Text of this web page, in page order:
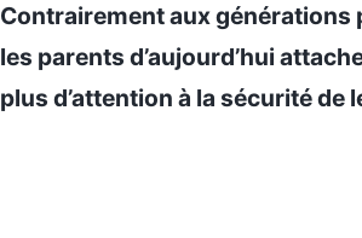
Contrairement aux générations
les parents d’aujourd’hui
plus d’attention à la sécurité de